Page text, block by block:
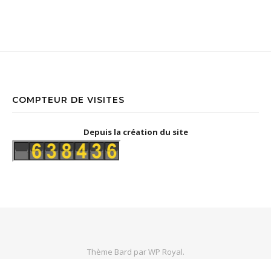
COMPTEUR DE VISITES
Depuis la création du site
Thème Bard parWP Royal.